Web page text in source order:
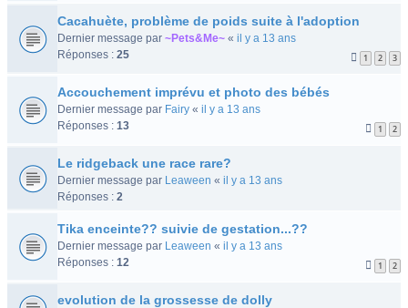
Cacahuète, problème de poids suite à l'adoption
Dernier message par ~Pets&Me~ « il y a 13 ans
Réponses : 25 1 2 3
Accouchement imprévu et photo des bébés
Dernier message par Fairy « il y a 13 ans
Réponses : 13 1 2
Le ridgeback une race rare?
Dernier message par Leaween « il y a 13 ans
Réponses : 2
Tika enceinte?? suivie de gestation...??
Dernier message par Leaween « il y a 13 ans
Réponses : 12 1 2
evolution de la grossesse de dolly